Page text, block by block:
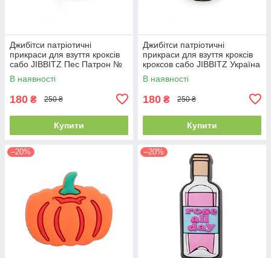
Джибітси патріотичні
прикраси для взуття кроксів
сабо JIBBITZ Пес Патрон №
505
В наявності
180 ₴ 250 ₴
Купити
Джибітси патріотичні
прикраси для взуття кроксів
кроксов сабо JIBBITZ Україна
в моєму серці № 502
В наявності
180 ₴ 250 ₴
Купити
–20% –20%